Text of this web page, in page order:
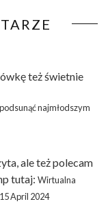
też świetnie
najmłodszym
ale też polecam
tutaj: Wirtualna
15 April 2024